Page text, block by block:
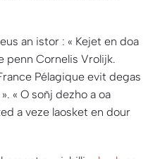
an istor : « Kejet en doa
penn Cornelis Vrolijk.
Pélagique evit degas
». « O soñj dezho a oa
a veze laosket en dour